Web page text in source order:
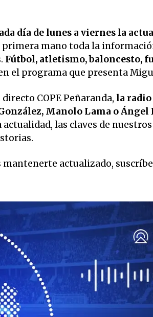
día de lunes a viernes la
primera mano toda la
Fútbol, atletismo, baloncesto,
el programa que presenta
directo COPE Peñaranda, la
Manolo Lama o Ángel
las claves de
actualizado,